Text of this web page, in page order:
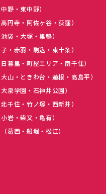
野・東中野）
円寺・阿佐ヶ谷・荻窪）
袋・大塚・巣鴨）
・赤羽・駒込・東十条）
暮里・町屋エリア・南千住）
山・ときわ台・蓮根・高島平）
泉学園・石神井公園）
千住・竹ノ塚・西新井）
岩・柴又・亀有）
葛西・船堀・松江）